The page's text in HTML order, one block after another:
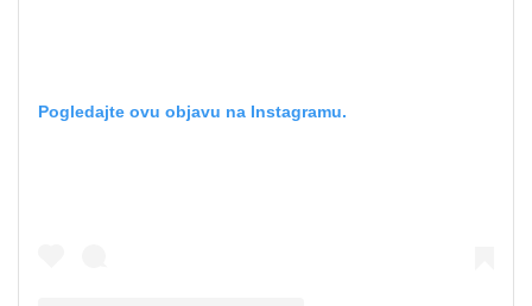
Pogledajte ovu objavu na Instagramu.